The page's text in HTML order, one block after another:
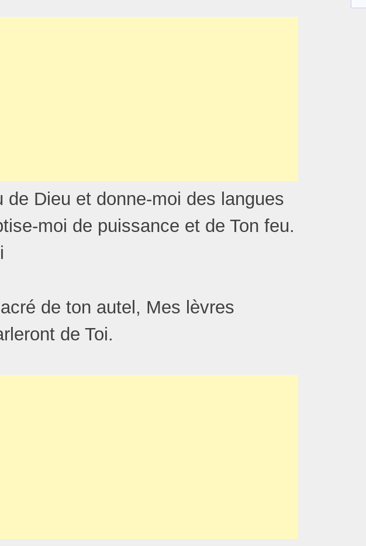
de Dieu et donne-moi des langues
moi de puissance et de Ton feu.
de ton autel, Mes lèvres
de Toi.